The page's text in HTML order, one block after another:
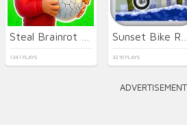
1341 PLAYS 3216 PLAYS
ADVERTISEMENT